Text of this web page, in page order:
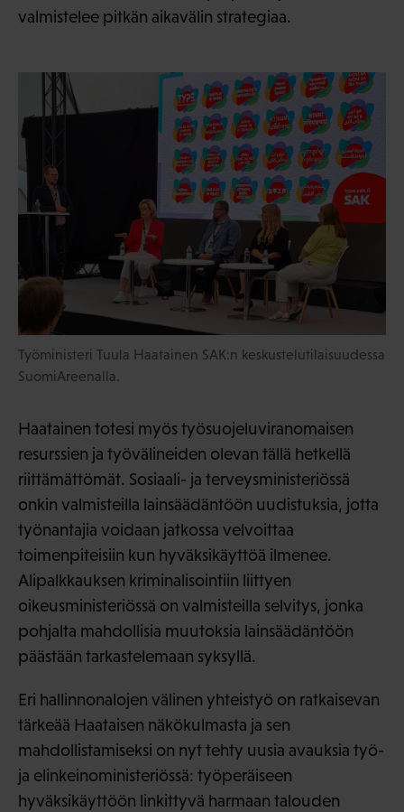
valmistelee pitkän aikavälin strategiaa.
Työministeri Tuula Haatainen SAK:n keskustelutilaisuudessa
SuomiAreenalla.
Haatainen totesi myös työsuojeluviranomaisen
resurssien ja työvälineiden olevan tällä hetkellä
riittämättömät. Sosiaali- ja terveysministeriössä
onkin valmisteilla lainsäädäntöön uudistuksia, jotta
työnantajia voidaan jatkossa velvoittaa
toimenpiteisiin kun hyväksikäyttöä ilmenee.
Alipalkkauksen kriminalisointiin liittyen
oikeusministeriössä on valmisteilla selvitys, jonka
pohjalta mahdollisia muutoksia lainsäädäntöön
päästään tarkastelemaan syksyllä.
Eri hallinnonalojen välinen yhteistyö on ratkaisevan
tärkeää Haataisen näkökulmasta ja sen
mahdollistamiseksi on nyt tehty uusia avauksia työ-
ja elinkeinoministeriössä: työperäiseen
hyväksikäyttöön linkittyvä harmaan talouden